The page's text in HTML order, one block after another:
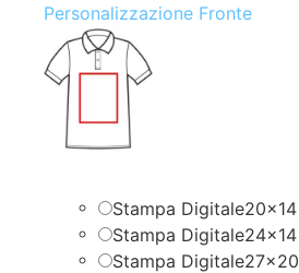
Personalizzazione Fronte
Stampa Digitale20x14
Stampa Digitale24x14
Stampa Digitale27x20